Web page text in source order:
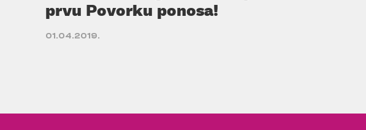
prvu Povorku ponosa!
01.04.2019.